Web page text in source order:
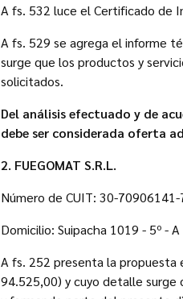
A fs. 532 luce el Certificado de
A fs. 529 se agrega el informe
surge que los productos y
solicitados.
Del análisis efectuado y de
debe ser considerada oferta
2. FUEGOMAT S.R.L.
Número de CUIT: 30-70906141-
Domicilio: Suipacha 1019 - 5º -
A fs. 252 presenta la propuesta
94.525,00) y cuyo detalle surge